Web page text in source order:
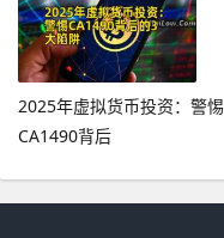
2025年虚拟货币投资：警惕
CA1490背后